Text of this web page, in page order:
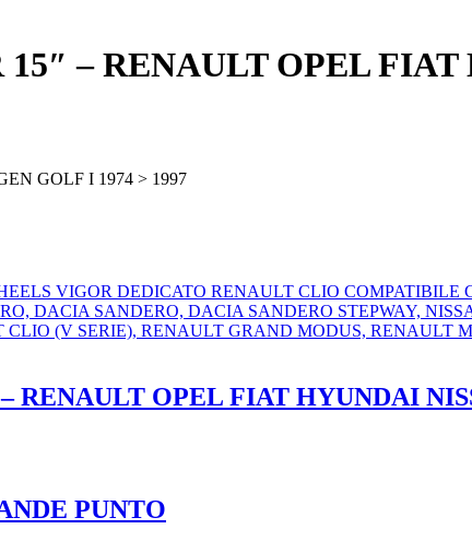
– RENAULT OPEL
GOLF I 1974 > 1997
RENAULT OPEL FIAT HYUNDAI
PUNTO